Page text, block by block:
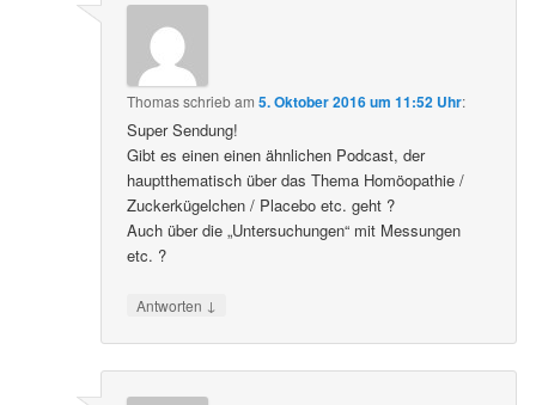
Thomasschriebam5. Oktober 2016 um 11:52 Uhr:
Super Sendung!
Gibt es einen einen ähnlichen Podcast, der
hauptthematisch über das Thema Homöopathie /
Zuckerkügelchen / Placebo etc. geht ?
Auch über die „Untersuchungen“ mit Messungen
etc. ?
Antworten ↓